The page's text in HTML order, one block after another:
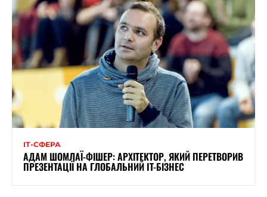
ІТ-СФЕРА
АДАМ ШОМЛАЇ-ФІШЕР: АРХІТЕКТОР, ЯКИЙ ПЕРЕТВОРИВ
ПРЕЗЕНТАЦІЇ НА ГЛОБАЛЬНИЙ IT-БІЗНЕС